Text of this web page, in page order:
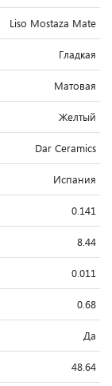
Liso Mostaza Mate
Гладкая
Матовая
Желтый
Dar Ceramics
Испания
0.141
8.44
0.011
0.68
Да
48.64